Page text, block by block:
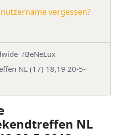
vergessen?
BeNeLux
NL (17) 18,19 20-5-
NL